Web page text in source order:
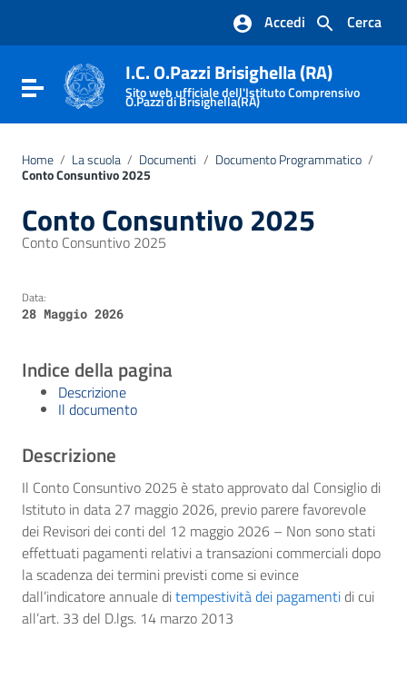
Vai al footer
Cerca
Accedi
Attiva / disattiva la navigazione
I.C. O.Pazzi Brisighella (RA)
Sito web ufficiale dell'Istituto Comprensivo
O.Pazzi di Brisighella(RA)
Home / La scuola / Documenti / Documento Programmatico /
Conto Consuntivo 2025
Conto Consuntivo 2025
Conto Consuntivo 2025
Data:
28 Maggio 2026
Indice della pagina
Descrizione
Il documento
Descrizione
Il Conto Consuntivo 2025 è stato approvato dal Consiglio di
Istituto in data 27 maggio 2026, previo parere favorevole
dei Revisori dei conti del 12 maggio 2026 – Non sono stati
effettuati pagamenti relativi a transazioni commerciali dopo
la scadenza dei termini previsti come si evince
dall’indicatore annuale ditempestività dei pagamentidi cui
all’art. 33 del D.lgs. 14 marzo 2013